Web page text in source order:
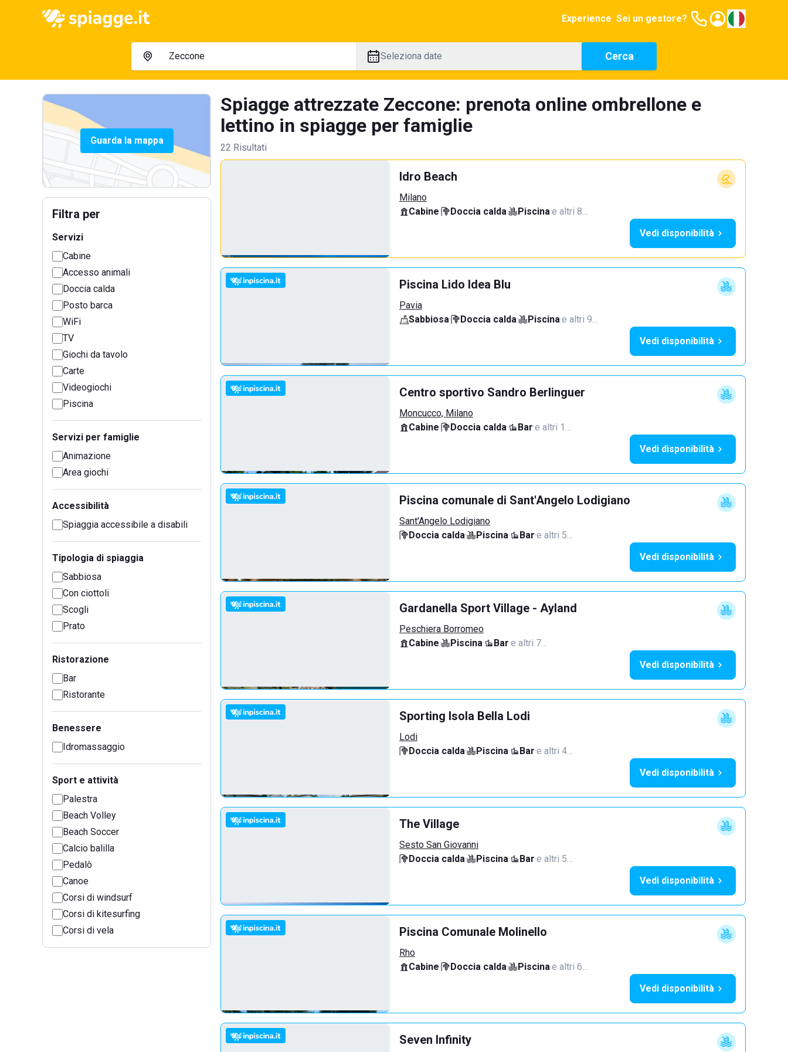
Experience Sei un gestore?
Seleziona date Cerca
Guarda la mappa
Filtra per
Servizi
Cabine
Accesso animali
Doccia calda
Posto barca
WiFi
TV
Giochi da tavolo
Carte
Videogiochi
Piscina
Servizi per famiglie
Animazione
Area giochi
Accessibilità
Spiaggia accessibile a disabili
Tipologia di spiaggia
Sabbiosa
Con ciottoli
Scogli
Prato
Ristorazione
Bar
Ristorante
Benessere
Idromassaggio
Sport e attività
Palestra
Beach Volley
Beach Soccer
Calcio balilla
Pedalò
Canoe
Corsi di windsurf
Corsi di kitesurfing
Corsi di vela
Spiagge attrezzate Zeccone: prenota online ombrellone e
lettino in spiagge per famiglie
22 Risultati
Idro Beach
Milano
Cabine· Doccia calda· Piscina·e altri 8…
Vedi disponibilità
Piscina Lido Idea Blu
Pavia
Sabbiosa· Doccia calda· Piscina·e altri 9…
Vedi disponibilità
Centro sportivo Sandro Berlinguer
Moncucco, Milano
Cabine· Doccia calda· Bar·e altri 1…
Vedi disponibilità
Piscina comunale di Sant'Angelo Lodigiano
Sant'Angelo Lodigiano
Doccia calda· Piscina· Bar·e altri 5…
Vedi disponibilità
Gardanella Sport Village - Ayland
Peschiera Borromeo
Cabine· Piscina· Bar·e altri 7…
Vedi disponibilità
Sporting Isola Bella Lodi
Lodi
Doccia calda· Piscina· Bar·e altri 4…
Vedi disponibilità
The Village
Sesto San Giovanni
Doccia calda· Piscina· Bar·e altri 5…
Vedi disponibilità
Piscina Comunale Molinello
Rho
Cabine· Doccia calda· Piscina·e altri 6…
Vedi disponibilità
Seven Infinity